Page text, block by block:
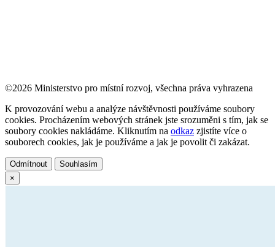
©2026 Ministerstvo pro místní rozvoj, všechna práva vyhrazena
K provozování webu a analýze návštěvnosti používáme soubory
cookies. Procházením webových stránek jste srozuměni s tím, jak se
soubory cookies nakládáme. Kliknutím na odkaz zjistíte více o
souborech cookies, jak je používáme a jak je povolit či zakázat.
Odmítnout
Souhlasím
×